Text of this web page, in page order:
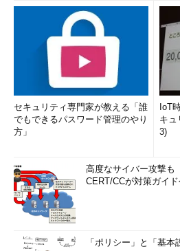
セキュリティ専門家が教える「誰
でもできるパスワード管理のやり
方」
IoT
キュ
3)
高度なサイバー攻撃も
CERT/CCが対策ガイド
「ポリシー」と「基